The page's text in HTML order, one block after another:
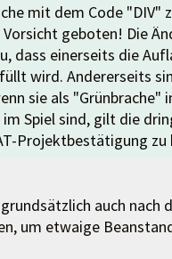
mit dem Code
geboten! Die
dass einerseits die
wird. Andererseits
sie als
Spiel sind, gilt die
Projektbestätigung
auch
um etwaige